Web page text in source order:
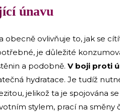
únavu
obecně ovlivňuje to, jak se
je důležité
a podobně. V boji proti
hydratace. Je tudíž
jelikož ta je spojována
stylem, prací na směny